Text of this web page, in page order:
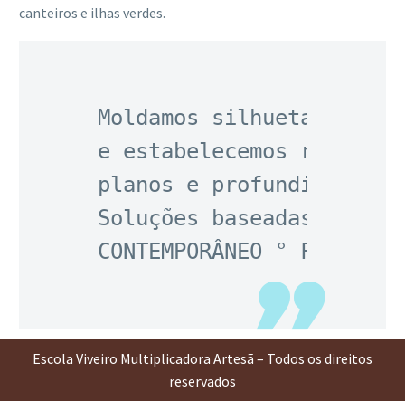
canteiros e ilhas verdes.
Moldamos silhuetas
e estabelecemos
planos e profundidades,
Soluções baseadas na
CONTEMPORÂNEO °
Escola Viveiro Multiplicadora Artesã – Todos os direitos
reservados